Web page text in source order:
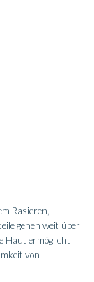
Rasieren,
gehen weit über
Haut ermöglicht
von